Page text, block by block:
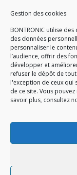
Gestion des cookies
BONTRONIC utilise
des données
personnaliser le
l’audience, offrir des
développer et
refuser le dépôt de
l'exception de ceux qui
de ce site. Vous
savoir plus, consultez
STARTSEITE
GÉRARD PERRIER